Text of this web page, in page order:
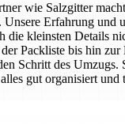
wie Salzgitter
Unsere Erfahrung und
die kleinsten Details
Packliste bis hin
Schritt des Umzugs.
gut organisiert und